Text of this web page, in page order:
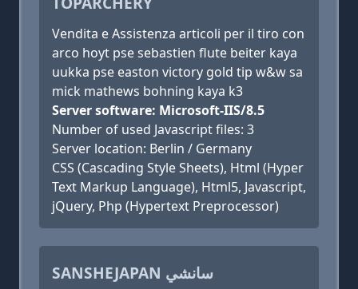
Vendita e Assistenza articoli per il tiro con
arco hoyt pse sebastien flute beiter kaya
uukka pse easton victory gold tip w&w sa
mick mathews bohning kaya k3
Server software: Microsoft-IIS/8.5
Number of used Javascript files: 3
Server location: Berlin / Germany
CSS (Cascading Style Sheets), Html (Hyper
Text Markup Language), Html5, Javascript,
jQuery, Php (Hypertext Preprocessor)
SANSHEJAPAN سانشي